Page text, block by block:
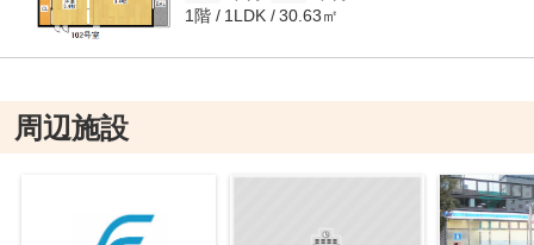
1階 1LDK 30.63㎡
周辺施設